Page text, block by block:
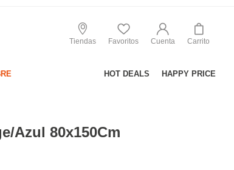
Tiendas Favoritos Cuenta Carrito
HOT DEALS HAPPY PRICE
Azul 80x150Cm